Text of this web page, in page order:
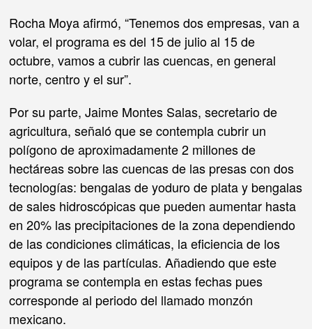
Rocha Moya afirmó, “Tenemos dos empresas, van a
volar, el programa es del 15 de julio al 15 de
octubre, vamos a cubrir las cuencas, en general
norte, centro y el sur”.
Por su parte, Jaime Montes Salas, secretario de
agricultura, señaló que se contempla cubrir un
polígono de aproximadamente 2 millones de
hectáreas sobre las cuencas de las presas con dos
tecnologías: bengalas de yoduro de plata y bengalas
de sales hidroscópicas que pueden aumentar hasta
en 20% las precipitaciones de la zona dependiendo
de las condiciones climáticas, la eficiencia de los
equipos y de las partículas. Añadiendo que este
programa se contempla en estas fechas pues
corresponde al periodo del llamado monzón
mexicano.